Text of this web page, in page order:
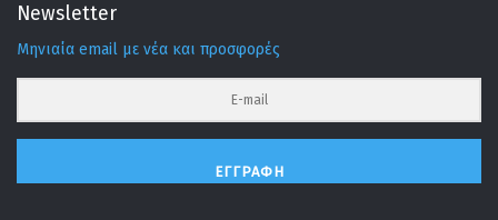
Newsletter
Μηνιαία email με νέα και προσφορές
ΕΓΓΡΑΦΉ